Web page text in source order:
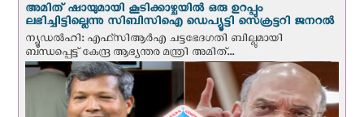
അമിത് ഷായുമായി കൂടിക്കാഴ്ചയില്‍ ഒരു ഉറപ്പും
ലഭിച്ചിട്ടില്ലെന്നു സിബിസിഐ ഡെപ്യൂട്ടി സെക്രട്ടറി ജനറല്‍
ന്യൂഡല്‍ഹി: എഫ്‌സിആര്‍എ ചട്ടഭേദഗതി ബില്ലുമായി
ബന്ധപ്പെട്ട് കേന്ദ്ര ആഭ്യന്തര മന്ത്രി അമിത്...